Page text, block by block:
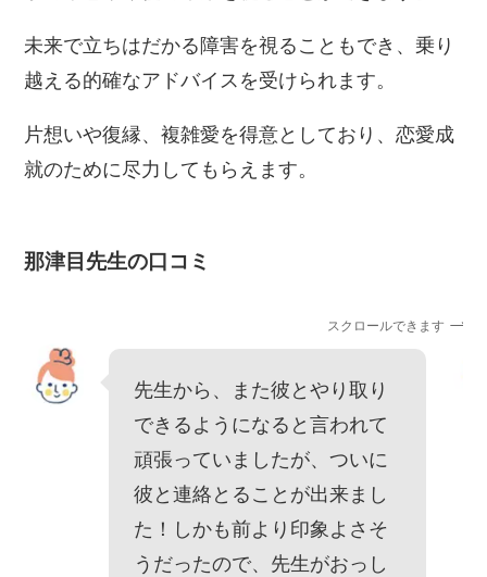
未来で立ちはだかる障害を視ることもでき、乗り
越える的確なアドバイスを受けられます。
片想いや復縁、複雑愛を得意としており、恋愛成
就のために尽力してもらえます。
那津目先生の口コミ
スクロールできます
先生から、また彼とやり取り
できるようになると言われて
頑張っていましたが、ついに
彼と連絡とることが出来まし
た！しかも前より印象よさそ
うだったので、先生がおっし